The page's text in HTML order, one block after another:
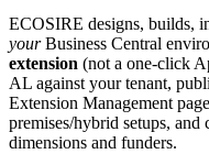
ECOSIRE designs, builds,
yourBusiness Central
extension (not a one-click
AL against your tenant,
Extension Management
premises/hybrid setups,
dimensions and funders.